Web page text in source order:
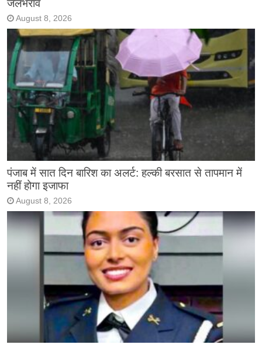
जलभराव
August 8, 2026
पंजाब में सात दिन बारिश का अलर्ट: हल्की बरसात से तापमान में
नहीं होगा इजाफा
August 8, 2026